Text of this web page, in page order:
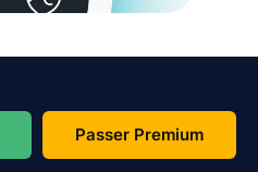
Passer Premium